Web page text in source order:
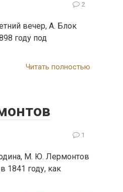
2
вечер, А. Блок
году под
Читать полностью
1
М. Ю. Лермонтов
1841 году, как